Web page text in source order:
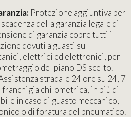
Protezione aggiuntiva per
della garanzia legale di
di garanzia copre tutti i
dovuti a guasti su
elettrici ed elettronici, per
del piano DS scelto.
stradale 24 ore su 24, 7
franchigia chilometrica, in più di
in caso di guasto meccanico,
o di foratura del pneumatico.